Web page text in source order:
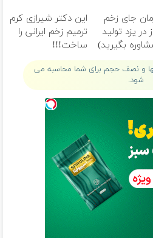
جای زخم
روز در یزد تولید
بگیرید)
این دکتر شیرازی کرم
ترمیم زخم ایرانی را
ساخت!!!
بها و نصف حجم برای شما محاسبه می
شود.